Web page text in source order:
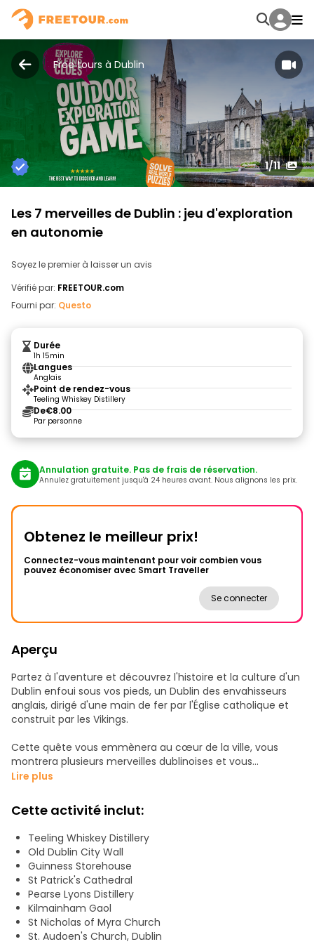
Free tours à Dublin
1/11
Les 7 merveilles de Dublin : jeu d'exploration
en autonomie
Soyez le premier à laisser un avis
Vérifié par: FREETOUR.com
Fourni par: Questo
Durée
1h 15min
Langues
Anglais
Point de rendez-vous
Teeling Whiskey Distillery
De€8.00
Par personne
Annulation gratuite. Pas de frais de réservation.
Annulez gratuitement jusqu'à 24 heures avant. Nous alignons les prix.
Obtenez le meilleur prix!
Connectez-vous maintenant pour voir combien vous
pouvez économiser avec Smart Traveller
Se connecter
Aperçu
Partez à l'aventure et découvrez l'histoire et la culture d'un
Dublin enfoui sous vos pieds, un Dublin des envahisseurs
anglais, dirigé d'une main de fer par l'Église catholique et
construit par les Vikings.
Cette quête vous emmènera au cœur de la ville, vous
montrera plusieurs merveilles dublinoises et vous
découvrirez quelques secrets en chemin. Êtes-vous prêt ?
Points forts :
Découvrez quelques sites remarquables ainsi que de
véritables secrets de Dublin.
Profitez de l'aventure pour découvrir les détails cachés de
la ville qui vous entoure.
Révélez le lien entre le monde extraterrestre et le monde
humain tel que nous le connaissons.
Essayez un nouveau type d'expérience, le mélange parfait
entre une visite guidée, un jeu d'évasion en plein air et une
chasse au trésor.
Lire plus
Cette activité inclut:
Teeling Whiskey Distillery
Old Dublin City Wall
Guinness Storehouse
St Patrick's Cathedral
Pearse Lyons Distillery
Kilmainham Gaol
St Nicholas of Myra Church
St. Audoen's Church, Dublin